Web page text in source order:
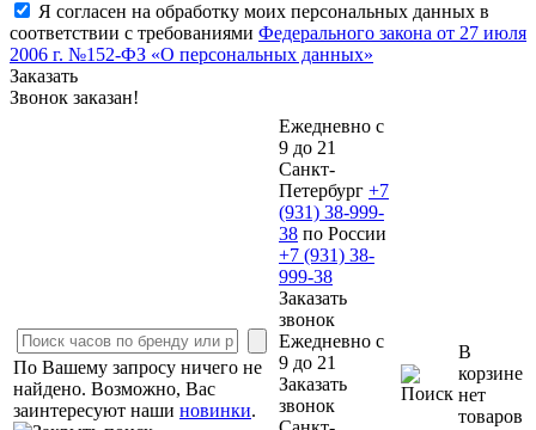
Я согласен на обработку моих персональных данных в
соответствии с требованиями Федерального закона от 27 июля
2006 г. №152-ФЗ «О персональных данных»
Заказать
Звонок заказан!
По Вашему запросу ничего не
найдено. Возможно, Вас
заинтересуют наши новинки.
Ежедневно с
9 до 21
Cанкт-
Петербург +7
(931) 38-999-
38 по России
+7 (931) 38-
999-38
Заказать
звонок
Ежедневно с
9 до 21
Заказать
звонок
В
корзине
нет
товаров